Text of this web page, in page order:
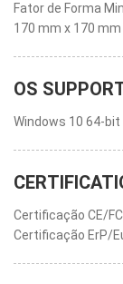
Fator de Forma
170 mm x 170 mm
OS
Windows 10 64-bit
Certificação CE/
Certificação ErP/